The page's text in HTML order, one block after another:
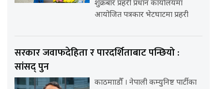
शुक्रबार प्रहरी प्रधान कार्यालयमा
आयोजित पत्रकार भेटघाटमा प्रहरी
सरकार जवाफदेहिता र पारदर्शिताबाट पन्छियो :
सांसद् पुन
काठमााडौँ । नेपाली कम्युनिष्ट पार्टीका